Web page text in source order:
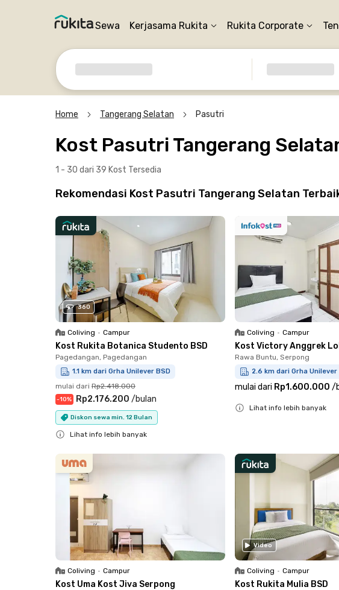
Sewa Kerjasama Rukita Rukita Corporate
Home Tangerang Selatan Pasutri
Kost Pasutri Tangerang
1 - 30 dari 39 Kost Tersedia
Rekomendasi Kost Pasutri Tangerang Selatan
360
Coliving • Campur
Kost Rukita Botanica Studento BSD
Pagedangan, Pagedangan
1.1 km dari Grha Unilever BSD
mulai dari Rp2.418.000
-10% Rp2.176.200 /bulan
Diskon sewa min. 12 Bulan
Lihat info lebih banyak
Coliving • Campur
Kost Victory Anggrek
Rawa Buntu, Serpong
2.6 km dari Grha Unilever
mulai dari Rp1.600.000 /
Lihat info lebih banyak
Coliving • Campur
Kost Uma Kost Jiva Serpong
Video
Coliving • Campur
Kost Rukita Mulia BSD